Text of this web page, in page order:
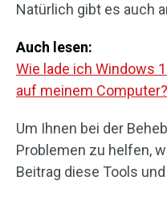
Natürlich gibt es auch
Auch lesen:
Wie lade ich Windows
auf meinem
Um Ihnen bei der
Problemen zu helfen,
Beitrag diese Tools